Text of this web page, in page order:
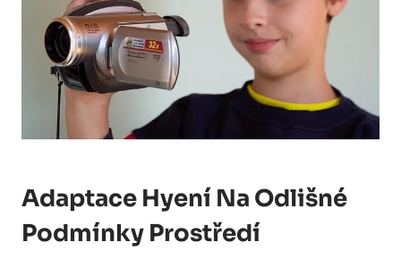
Adaptace Hyení Na Odlišné
Podmínky Prostředí